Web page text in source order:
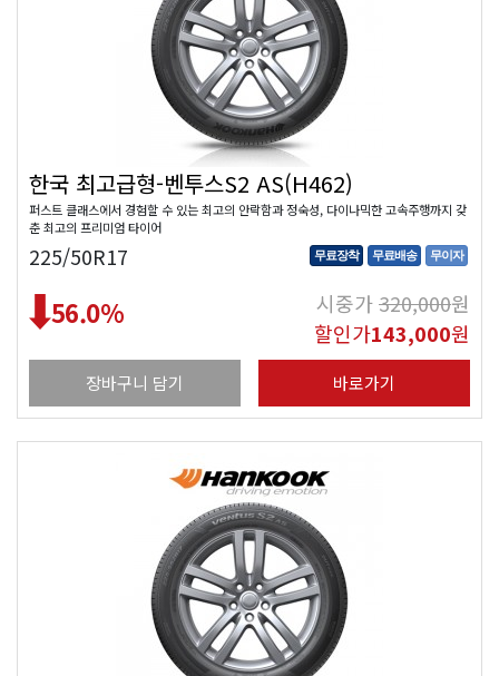
한국 최고급형-벤투스S2 AS(H462)
퍼스트 클래스에서 경험할 수 있는 최고의 안락함과 정숙성, 다이나믹한 고속주행까지 갖
춘 최고의 프리미엄 타이어
225/50R17 무료장착 무료배송 무이자
56.0% 시중가320,000원
할인가143,000원
장바구니 담기 바로가기